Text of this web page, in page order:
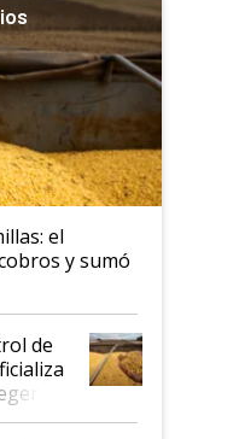
el
y sumó
de
la